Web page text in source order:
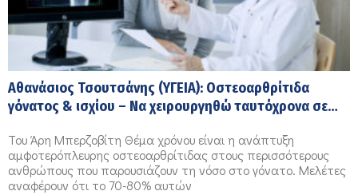
Αθανάσιος Τσουτσάνης (ΥΓΕΙΑ): Οστεοαρθρίτιδα
γόνατος & ισχίου – Να χειρουργηθώ ταυτόχρονα σε
Του Άρη Μπερζοβίτη Θέμα χρόνου είναι η ανάπτυξη
αμφοτερόπλευρης οστεοαρθρίτιδας στους περισσότερους
ανθρώπους που παρουσιάζουν τη νόσο στο γόνατο. Μελέτες
αναφέρουν ότι το 70-80% αυτών